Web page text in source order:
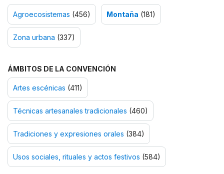
Agroecosistemas (456) Montaña (181)
Zona urbana (337)
ÁMBITOS DE LA CONVENCIÓN
Artes escénicas (411)
Técnicas artesanales tradicionales (460)
Tradiciones y expresiones orales (384)
Usos sociales, rituales y actos festivos (584)